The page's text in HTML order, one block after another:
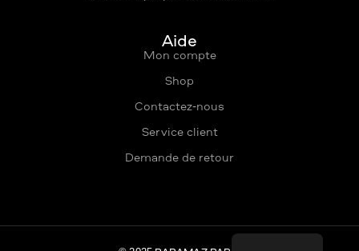
Aide
Mon compte
Shop
Contactez-nous
Service client
Demande de retour